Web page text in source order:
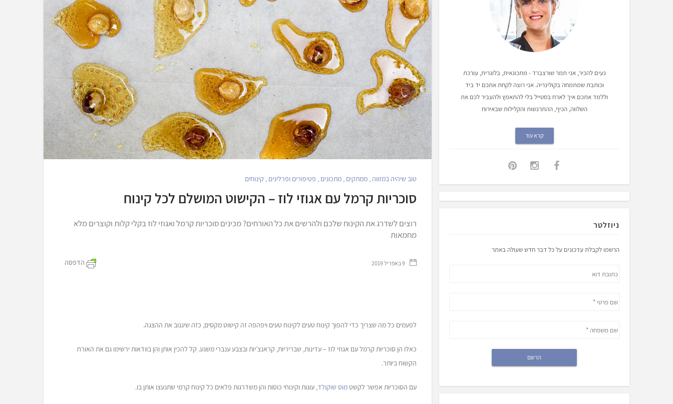
נעים להכיר, אני תמר שורצברד - מתכונאית, בלוגרית, עורכת
וכותבת שמתמחה בקולינריה. אני רוצה לקחת אתכם יד ביד
וללמד אתכם איך לארח בסטייל בלי להתאמץ ולהעביר לכם את
השלווה, הכיף, ההתרגשות והקלילות שבאירוח
קרא עוד
ניוזלטר
הרשמו לקבלת עדכונים על כל דבר חדש שעולה באתר
טוב שיהיה במזווה , ממתקים , מתכונים , פטיפורים ופרלינים , קינוחים
סוכריות קרמל עם אגוזי לוז – הקישוט המושלם לכל קינוח
רוצים לשדרג את הקינוח שלכם ולהרשים את כל האורחים? מכינים סוכריות קרמל ואגוזי לוז בקלי קלות וקוצרים מלא
מחמאות
הדפסה
לפעמים כל מה שצריך כדי להפוך קינוח טעים לקינוח טעים ויפהפה זה קישוט מקסים, כזה שיגנוב את ההצגה.
כאלו הן סוכריות קרמל עם אגוזי לוז – עדינות, שבריריות, קראנצ’יות ובצבע ענברי משגע. קל להכין אותן והן בוודאות ירשימו גם את האורח
הקשוח ביותר.
עם הסוכריות אפשר לקשטמוס שוקולד, עוגות וקינוחי כוסות והן משדרגות פלאים כל קינוח קרמי שתנעצו אותן בו.